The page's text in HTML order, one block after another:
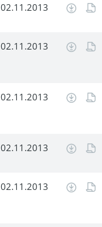
02.11.2013
02.11.2013
02.11.2013
02.11.2013
02.11.2013